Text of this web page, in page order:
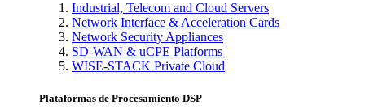
Industrial, Telecom and Cloud Servers
Network Interface & Acceleration Cards
Network Security Appliances
SD-WAN & uCPE Platforms
WISE-STACK Private Cloud
Plataformas de Procesamiento DSP